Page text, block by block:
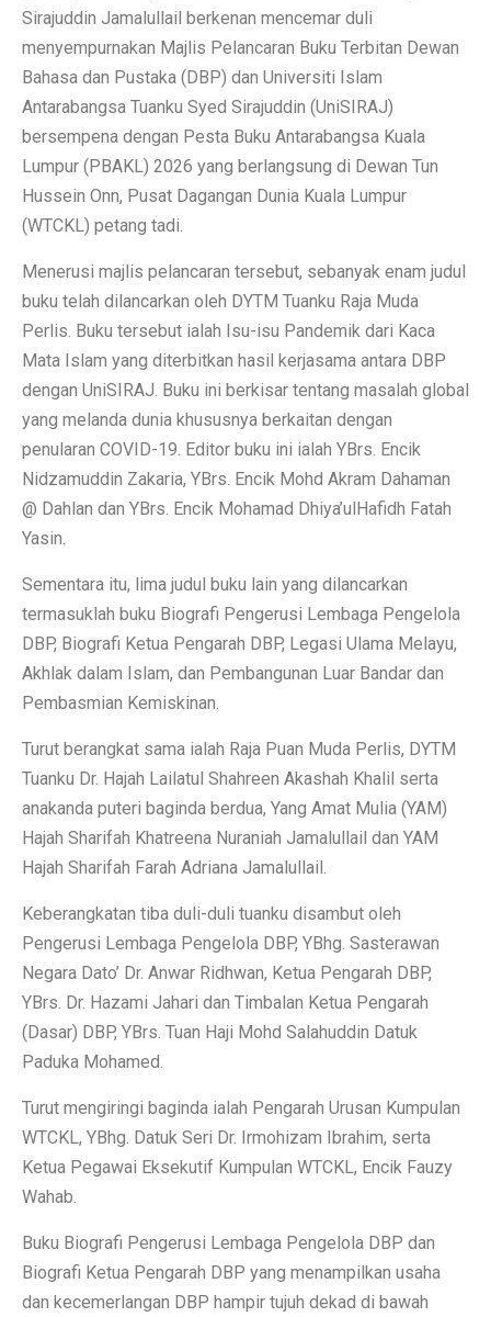
Sirajuddin Jamalullail berkenan mencemar duli
menyempurnakan Majlis Pelancaran Buku Terbitan Dewan
Bahasa dan Pustaka (DBP) dan Universiti Islam
Antarabangsa Tuanku Syed Sirajuddin (UniSIRAJ)
bersempena dengan Pesta Buku Antarabangsa Kuala
Lumpur (PBAKL) 2026 yang berlangsung di Dewan Tun
Hussein Onn, Pusat Dagangan Dunia Kuala Lumpur
(WTCKL) petang tadi.
Menerusi majlis pelancaran tersebut, sebanyak enam judul
buku telah dilancarkan oleh DYTM Tuanku Raja Muda
Perlis. Buku tersebut ialah Isu-isu Pandemik dari Kaca
Mata Islam yang diterbitkan hasil kerjasama antara DBP
dengan UniSIRAJ. Buku ini berkisar tentang masalah global
yang melanda dunia khususnya berkaitan dengan
penularan COVID-19. Editor buku ini ialah YBrs. Encik
Nidzamuddin Zakaria, YBrs. Encik Mohd Akram Dahaman
@ Dahlan dan YBrs. Encik Mohamad Dhiya’ulHafidh Fatah
Yasin.
Sementara itu, lima judul buku lain yang dilancarkan
termasuklah buku Biografi Pengerusi Lembaga Pengelola
DBP, Biografi Ketua Pengarah DBP, Legasi Ulama Melayu,
Akhlak dalam Islam, dan Pembangunan Luar Bandar dan
Pembasmian Kemiskinan.
Turut berangkat sama ialah Raja Puan Muda Perlis, DYTM
Tuanku Dr. Hajah Lailatul Shahreen Akashah Khalil serta
anakanda puteri baginda berdua, Yang Amat Mulia (YAM)
Hajah Sharifah Khatreena Nuraniah Jamalullail dan YAM
Hajah Sharifah Farah Adriana Jamalullail.
Keberangkatan tiba duli-duli tuanku disambut oleh
Pengerusi Lembaga Pengelola DBP, YBhg. Sasterawan
Negara Dato’ Dr. Anwar Ridhwan, Ketua Pengarah DBP,
YBrs. Dr. Hazami Jahari dan Timbalan Ketua Pengarah
(Dasar) DBP, YBrs. Tuan Haji Mohd Salahuddin Datuk
Paduka Mohamed.
Turut mengiringi baginda ialah Pengarah Urusan Kumpulan
WTCKL, YBhg. Datuk Seri Dr. Irmohizam Ibrahim, serta
Ketua Pegawai Eksekutif Kumpulan WTCKL, Encik Fauzy
Wahab.
Buku Biografi Pengerusi Lembaga Pengelola DBP dan
Biografi Ketua Pengarah DBP yang menampilkan usaha
dan kecemerlangan DBP hampir tujuh dekad di bawah